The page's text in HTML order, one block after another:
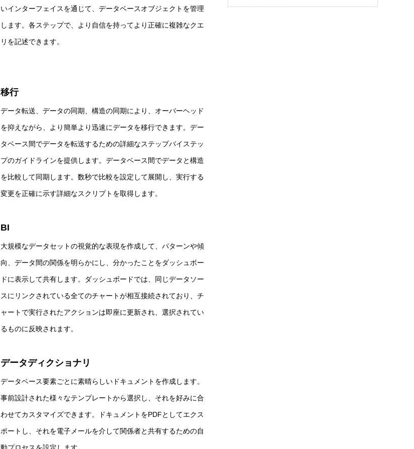
いインターフェイスを通じて、データベースオブジェクトを管理
します。各ステップで、より自信を持ってより正確に複雑なクエ
リを記述できます。
移行
データ転送、データの同期、構造の同期により、オーバーヘッド
を抑えながら、より簡単より迅速にデータを移行できます。デー
タベース間でデータを転送するための詳細なステップバイステッ
プのガイドラインを提供します。データベース間でデータと構造
を比較して同期します。数秒で比較を設定して展開し、実行する
変更を正確に示す詳細なスクリプトを取得します。
BI
大規模なデータセットの視覚的な表現を作成して、パターンや傾
向、データ間の関係を明らかにし、分かったことをダッシュ​​ボー
ドに表示して共有します。ダッシュボードでは、同じデータソー
スにリンクされている全てのチャートが相互接続されており、チ
ャートで実行されたアクションは即座に更新され、選択されてい
るものに反映されます。
データディクショナリ
データベース要素ごとに素晴らしいドキュメントを作成します。
事前設計された様々なテンプレートから選択し、それを好みに合
わせてカスタマイズできます。ドキュメントをPDFとしてエクス
ポートし、それを電子メールを介して関係者と共有するための自
動プロセスを設定します。